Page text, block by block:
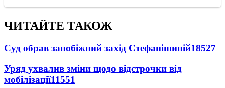
ЧИТАЙТЕ ТАКОЖ
Суд обрав запобіжний захід Стефанішиній18527
Уряд ухвалив зміни щодо відстрочки від
мобілізації11551